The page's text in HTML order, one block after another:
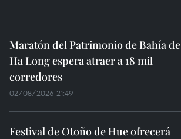
Maratón del Patrimonio de Bahía de
Ha Long espera atraer a 18 mil
corredores
02/08/2026 21:49
Festival de Otoño de Hue ofrecerá